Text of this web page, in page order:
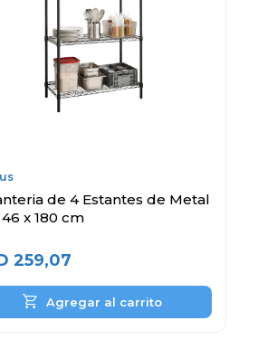
de 4 Estantes de Metal
46 x 180 cm
259,07